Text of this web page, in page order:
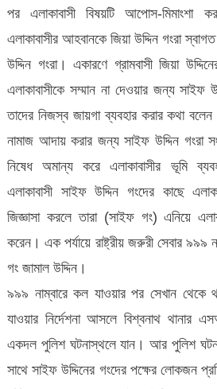
পর এলাকাবাসী বিষয়টি আপোস-মিমাংশা
এলাকাবাসীর আহবানকে জিয়া উদ্দিন গংরা
উদ্দিন গংরা। একারণে গ্রামবাসী জিয়া
এলাকাবাসীকে সম্মান না দেওয়ার জন্য সাইফ
তাদের নিজস্ব জায়গা ব্যবহার করার কথা
নামাজ আদায় করার জন্য সাইফ উদ্দিন গংরা
নিষেধ অমান্য করে এলাকাবাসীর ভূমি
এলাকাবাসী সাইফ উদ্দিন গংদের কাছে
জিজ্ঞাসা করলে তারা (সাইফ গং) এনিয়ে
করেন। এক পর্যায়ে রাষ্ট্রীয় জরুরী সেবার ৯৯৯
গং জামাল উদ্দিন।
৯৯৯ নাম্বারে কল যাওয়ার পর সেখান থেকে
যাওয়ার নির্দেশনা আসলে বিশ্বনাথ থানার
একদল পুলিশ ঘটনাস্থলে যান। আর পুলিশ
সাথে সাইফ উদ্দিনের গংদের পক্ষের লোকজন